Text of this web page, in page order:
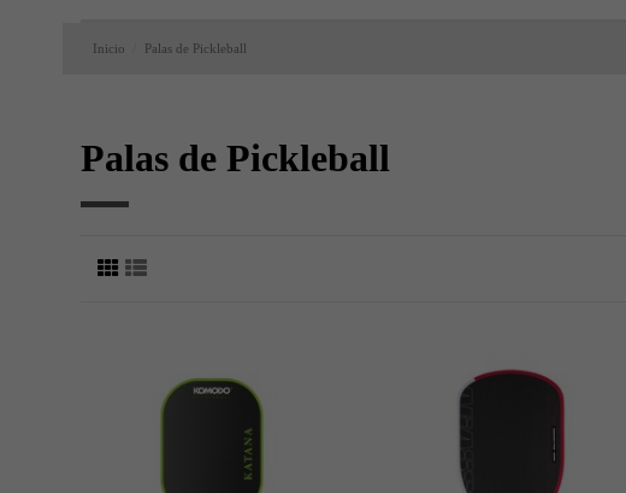
Inicio Palas de Pickleball
Palas de Pickleball